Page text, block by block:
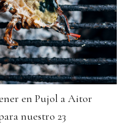
en Pujol a Aitor
nuestro 23